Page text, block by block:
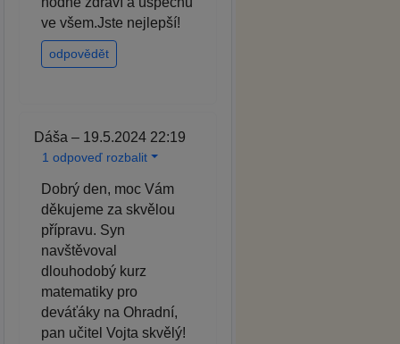
ve všem.Jste nejlepší!
odpovědět
Dáša – 19.5.2024 22:19
1 odpoveď rozbalit
Dobrý den, moc Vám
děkujeme za skvělou
přípravu. Syn
navštěvoval
dlouhodobý kurz
matematiky pro
deváťáky na Ohradní,
pan učitel Vojta skvělý!